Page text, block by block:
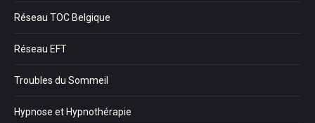
Réseau TOC Belgique
Réseau EFT
Troubles du Sommeil
Hypnose et Hypnothérapie